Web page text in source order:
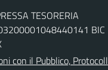
TESORERIA
BIC
con il Pubblico, Protocoll